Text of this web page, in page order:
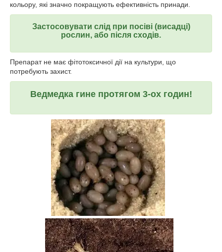
кольору, які значно покращують ефективність принади.
Застосовувати слід при посіві (висадці)
рослин, або після сходів.
Препарат не має фітотоксичної дії на культури, що
потребують захист.
Ведмедка гине протягом 3-ох годин!